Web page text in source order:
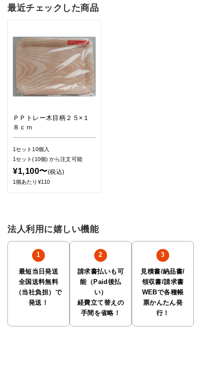
最近チェックした商品
ＰＰトレー木目柄２５×１
８ｃｍ
1セット10個入
1セット(10個)から注文可能
¥1,100〜(税込)
1個あたり¥110
法人利用に嬉しい機能
最短当日発送
全国送料無料
（当社負担）で
発送！
請求書払いも可
能（Paid後払
い）
経費立て替えの
手間を省略！
見積書/納品書/
領収書/請求書
WEBで各種帳
票かんたん発
行！